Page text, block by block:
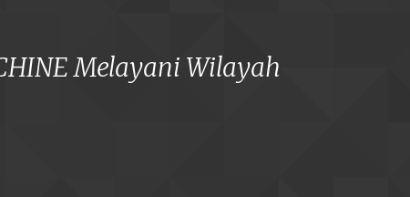
Melayani Wilayah